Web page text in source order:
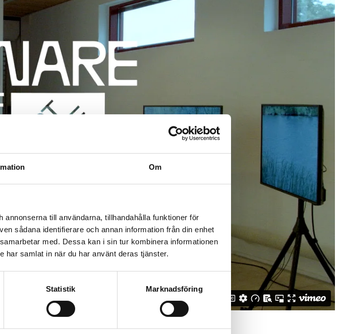
Om
till användarna, tillhandahålla funktioner för
sådana identifierare och annan information från din enhet
med. Dessa kan i sin tur kombinera informationen
har samlat in när du har använt deras tjänster.
Statistik Marknadsföring